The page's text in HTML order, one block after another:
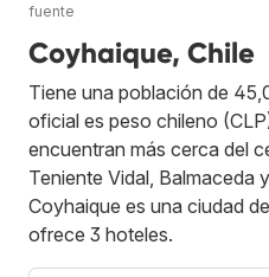
fuente
Coyhaique, Chile
Tiene una población de
oficial es peso chileno
encuentran más cerca del
Teniente Vidal, Balmaceda
Coyhaique es una ciudad
ofrece 3 hoteles.